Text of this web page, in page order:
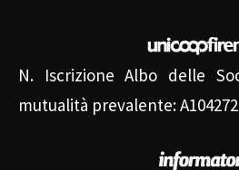
N. Iscrizione Albo delle
mutualità prevalente: